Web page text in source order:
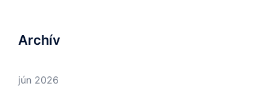
Archív
jún 2026